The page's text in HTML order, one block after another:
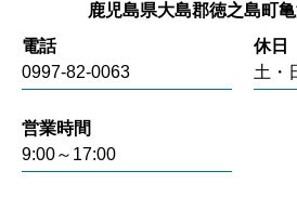
鹿児島県大島郡徳之島町
電話
0997-82-0063
休日
土・
営業時間
9:00～17:00